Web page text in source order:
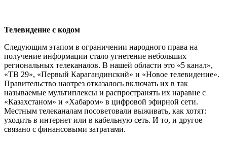
Телевидение с кодом
Следующим этапом в ограничении народного права на
получение информации стало угнетение небольших
региональных телеканалов. В нашей области это «5 канал»,
«ТВ 29», «Первый Карагандинский» и «Новое телевидение».
Правительство наотрез отказалось включать их в так
называемые мультиплексы и распространять их наравне с
«Казахстаном» и «Хабаром» в цифровой эфирной сети.
Местным телеканалам посоветовали выживать, как хотят:
уходить в интернет или в кабельную сеть. И то, и другое
связано с финансовыми затратами.